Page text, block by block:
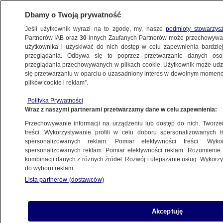
POLSKA
i Wąsika. Sąd Najwyższy rozpoczął
postępowanie kasacyjne z urzędu
28.02.2023, 21:00
Udostępnij
Dbamy o Twoją prywatność
Jeśli użytkownik wyrazi na to zgodę, my, naszepodmioty
Partnerów IAB oraz30 innych Zaufanych Partnerów może
użytkownika i uzyskiwać do nich dostęp w celu zapewnienia
przeglądania. Odbywa się to poprzez przetwarzanie danych
przeglądania przechowywanych w plikach cookie. Użytkownik może
się przetwarzaniu w oparciu o uzasadniony interes w dowolnym
plików cookie i reklam”.
Polityka Prywatności
Wraz z naszymi partnerami przetwarzamy dane w celu zapewnienia:
Przechowywanie informacji na urządzeniu lub dostęp do nich.
treści. Wykorzystywanie profili w celu doboru spersonalizowanych
spersonalizowanych reklam. Pomiar efektywności treści.
spersonalizowanych reklam. Pomiar efektywności reklam.
kombinacji danych z różnych źródeł. Rozwój i ulepszanie usług.
do wyboru reklam.
Lista partnerów (dostawców)
Akceptuję